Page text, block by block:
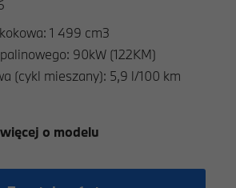
1 499 cm3
90kW (122KM)
(cykl mieszany): 5,9 l/100 km
o modelu